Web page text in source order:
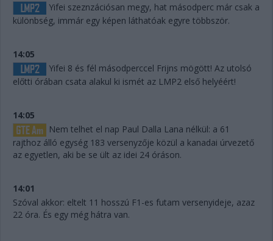
Yifei szeznzációsan megy, hat másodperc már csak a
különbség, immár egy képen láthatóak egyre többször.
14:05
Yifei 8 és fél másodperccel Frijns mögött! Az utolsó
előtti órában csata alakul ki ismét az LMP2 első helyéért!
14:05
Nem telhet el nap Paul Dalla Lana nélkül: a 61
rajthoz álló egység 183 versenyzője közül a kanadai úrvezető
az egyetlen, aki be se ült az idei 24 óráson.
14:01
Szóval akkor: eltelt 11 hosszú F1-es futam versenyideje, azaz
22 óra. És egy még hátra van.